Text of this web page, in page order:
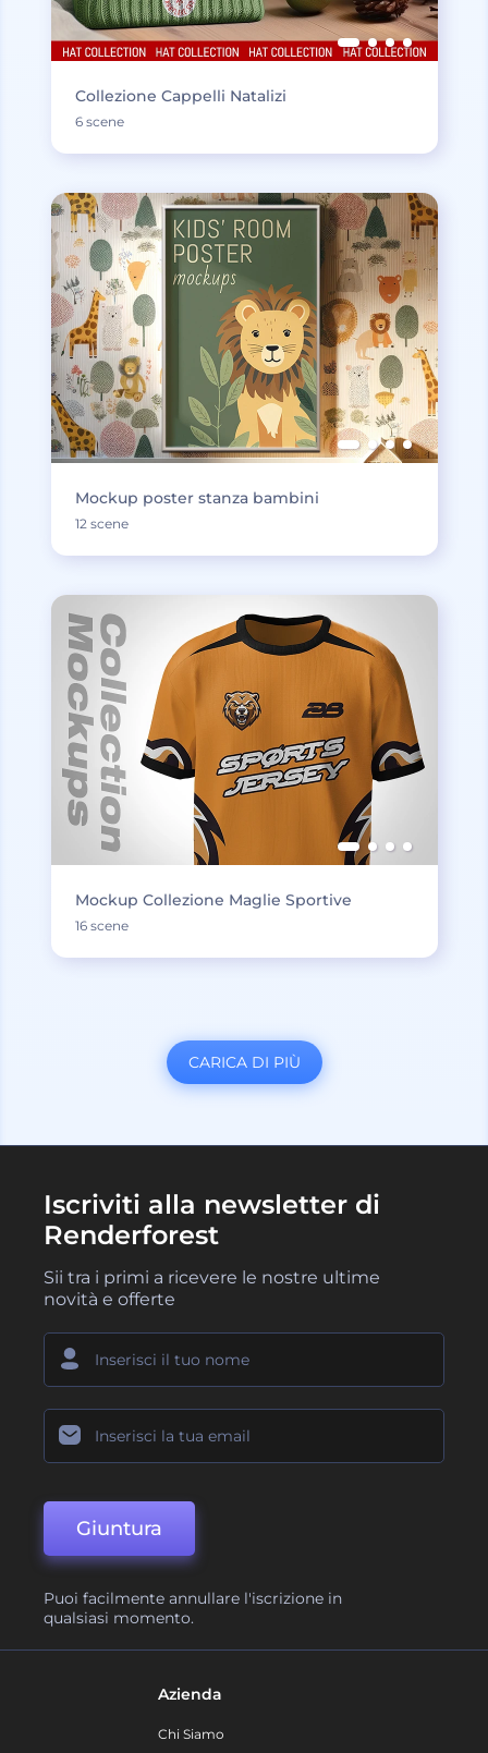
Collezione Cappelli Natalizi
6 scene
Mockup poster stanza bambini
12 scene
Mockup Collezione Maglie Sportive
16 scene
CARICA DI PIÙ
Iscriviti alla newsletter di
Renderforest
Sii tra i primi a ricevere le nostre ultime
novità e offerte
Giuntura
Puoi facilmente annullare l'iscrizione in
qualsiasi momento.
Azienda
Chi Siamo